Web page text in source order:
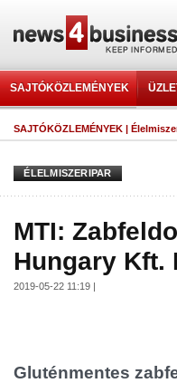
SAJTÓKÖZLEMÉNYEK
SAJTÓKÖZLEMÉNYEK |
ÉLELMISZERIPAR
MTI:
Hungary Kft.
2019-05-22 11:19 |
Gluténmentes